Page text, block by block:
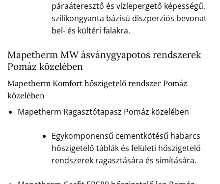
páraáteresztő és vízlepergető képességű,
szilikongyanta bázisú diszperziós bevonat
bel- és kültéri falakra.
Mapetherm MW ásványgyapotos rendszerek
Pomáz közelében
Mapetherm Komfort hőszigetelő rendszer Pomáz
közelében
Mapetherm Ragasztótapasz Pomáz közelében
Egykomponensű cementkötésű habarcs
hőszigetelő táblák és felületi hőszigetelő
rendszerek ragasztására és simítására.